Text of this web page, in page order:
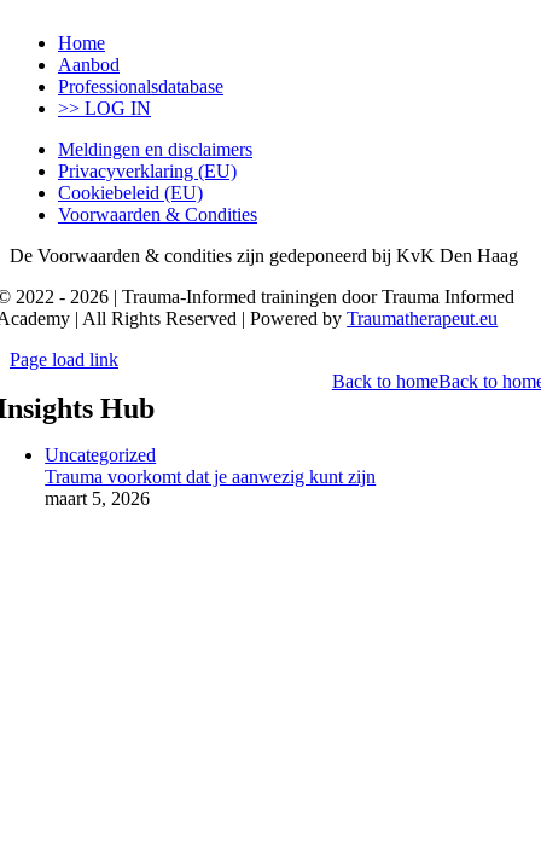
Home
Aanbod
Professionalsdatabase
>> LOG IN
Meldingen en disclaimers
Privacyverklaring (EU)
Cookiebeleid (EU)
Voorwaarden & Condities
De Voorwaarden & condities zijn gedeponeerd bij KvK Den Haag
2022 - 2026 | Trauma-Informed trainingen door Trauma Informed
| All Rights Reserved | Powered byTraumatherapeut.eu
Page load link
Back to homeBack to
Hub
Uncategorized
Trauma voorkomt dat je aanwezig kunt zijn
maart 5, 2026